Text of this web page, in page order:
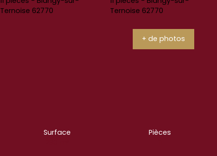
+ de photos
Surface
Pièces